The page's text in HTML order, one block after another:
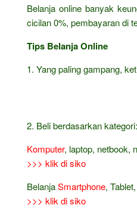
Belanja online banyak
cicilan 0%, pembayaran di
Tips Belanja Online
1. Yang paling gampang,
2. Beli berdasarkan kategori:
Komputer, laptop, netbook,
>>> klik di siko
BelanjaSmartphone,
>>> klik di siko